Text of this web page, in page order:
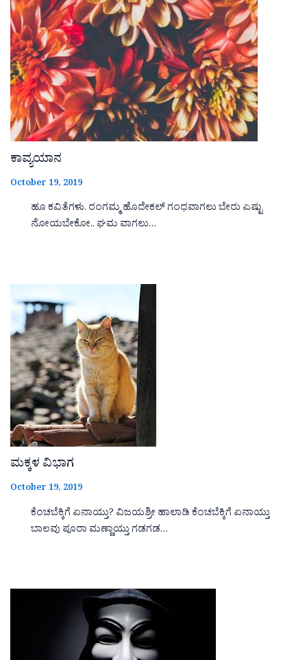
ಕಾವ್ಯಯಾನ
October 19, 2019
ಹೂ ಕವಿತೆಗಳು. ರಂಗಮ್ಮ ಹೊದೇಕಲ್ ಗಂಧವಾಗಲು ಬೇರು ಎಷ್ಟು
ನೋಯಬೇಕೋ.. ಘಮ ವಾಗಲು…
ಮಕ್ಕಳ ವಿಭಾಗ
October 19, 2019
ಕೆಂಚಬೆಕ್ಕಿಗೆ ಏನಾಯ್ತು? ವಿಜಯಶ್ರೀ ಹಾಲಾಡಿ ಕೆಂಚಬೆಕ್ಕಿಗೆ ಏನಾಯ್ತು
ಬಾಲವು ಪೂರಾ ಮಣ್ಣಾಯ್ತು ಗಡಗಡ…